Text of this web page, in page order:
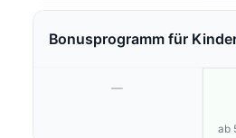
Bonusprogramm für
—
ab